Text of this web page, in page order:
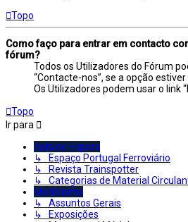
Topo
Como faço para entrar em contacto
fórum?
Todos os Utilizadores do Fórum
“Contacte-nos”, se a opção estiver
Os Utilizadores podem usar o link
Topo
Ir para
Sala de Espera
↳ Espaço Portugal Ferroviário
↳ Revista Trainspotter
↳ Categorias de Material
Modelismo
↳ Assuntos Gerais
↳ Exposições